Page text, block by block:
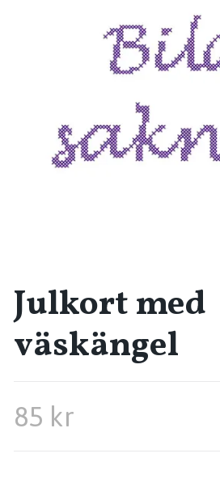
Julkort med
väskängel
85 kr